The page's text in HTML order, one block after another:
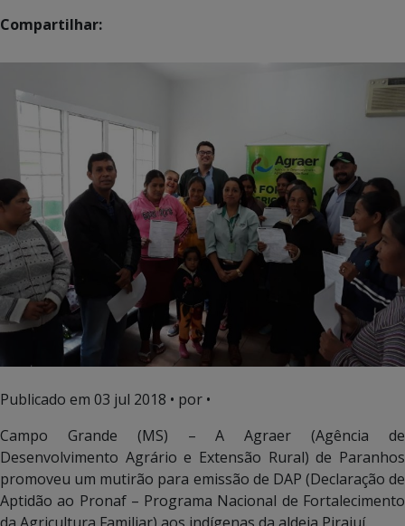
Compartilhar:
Publicado em 03 jul 2018 • por •
Campo Grande (MS) – A Agraer (Agência de
Desenvolvimento Agrário e Extensão Rural) de Paranhos
promoveu um mutirão para emissão de DAP (Declaração de
Aptidão ao Pronaf – Programa Nacional de Fortalecimento